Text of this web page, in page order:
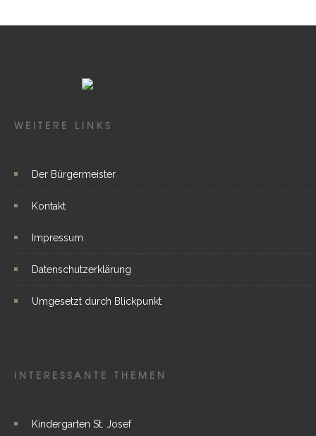
WEITERE LINKS
Der Bürgermeister
Kontakt
Impressum
Datenschutzerklärung
Umgesetzt durch Blickpunkt
INTERESSANTE THEMEN
Kindergarten St. Josef